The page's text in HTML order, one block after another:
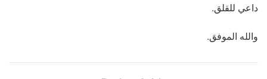
داعي للقلق.
والله الموفق.